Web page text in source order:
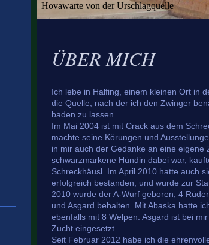
Hovawarte von der Urschlagquelle
ÜBER MICH
Ich lebe in Halfing, einem kleinen Ort in
die Quelle, nach der ich den Zwinger
baden zu lassen.
Im Mai 2004 ist mit Crack aus dem
machte seine Körungen und
in mir auch der Gedanke an eine eigene
schwarzmarkene Hündin dabei war,
Schreckhäusl. Im April 2010 hatte auch
erfolgreich bestanden, und wurde zur
2010 wurde der A-Wurf geboren, 4
und Asgard behalten. Mit Abaska hatte
ebenfalls mit 8 Welpen. Asgard ist bei
Zucht eingesetzt.
Seit Februar 2012 habe ich die